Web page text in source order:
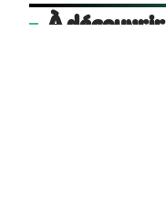
À découvrir